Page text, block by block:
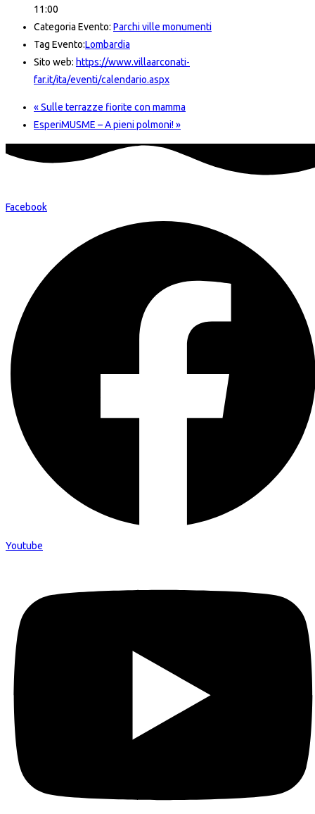
11:00
Categoria Evento: Parchi ville monumenti
Tag Evento:Lombardia
Sito web: https://www.villaarconati-
far.it/ita/eventi/calendario.aspx
«Sulle terrazze fiorite con mamma
EsperiMUSME – A pieni polmoni!»
Facebook
Youtube